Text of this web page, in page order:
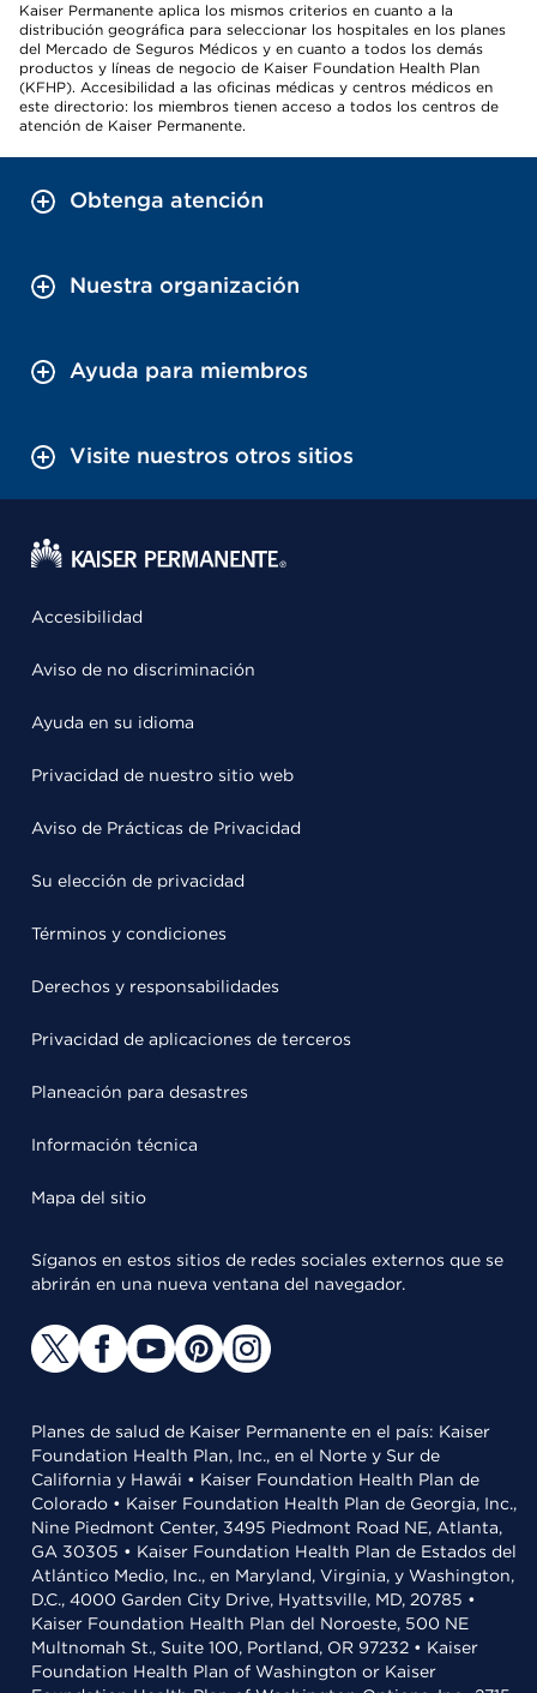
Kaiser Permanente aplica los mismos criterios en cuanto a la
distribución geográfica para seleccionar los hospitales en los planes
del Mercado de Seguros Médicos y en cuanto a todos los demás
productos y líneas de negocio de Kaiser Foundation Health Plan
(KFHP). Accesibilidad a las oficinas médicas y centros médicos en
este directorio: los miembros tienen acceso a todos los centros de
atención de Kaiser Permanente.
Obtenga atención
Nuestra organización
Ayuda para miembros
Visite nuestros otros sitios
Accesibilidad
Aviso de no discriminación
Ayuda en su idioma
Privacidad de nuestro sitio web
Aviso de Prácticas de Privacidad
Su elección de privacidad
Términos y condiciones
Derechos y responsabilidades
Privacidad de aplicaciones de terceros
Planeación para desastres
Información técnica
Mapa del sitio
Síganos en estos sitios de redes sociales externos que se
abrirán en una nueva ventana del navegador.
Planes de salud de Kaiser Permanente en el país: Kaiser
Foundation Health Plan, Inc., en el Norte y Sur de
California y Hawái • Kaiser Foundation Health Plan de
Colorado • Kaiser Foundation Health Plan de Georgia, Inc.,
Nine Piedmont Center, 3495 Piedmont Road NE, Atlanta,
GA 30305 • Kaiser Foundation Health Plan de Estados del
Atlántico Medio, Inc., en Maryland, Virginia, y Washington,
D.C., 4000 Garden City Drive, Hyattsville, MD, 20785 •
Kaiser Foundation Health Plan del Noroeste, 500 NE
Multnomah St., Suite 100, Portland, OR 97232 • Kaiser
Foundation Health Plan of Washington or Kaiser